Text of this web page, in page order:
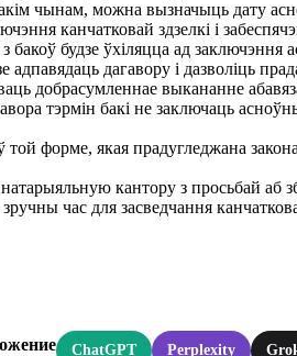
чынам, можна вызначыць дату
канчатковай здзелкі і
бакоў будзе ўхіляцца ад
адпавядаць дагавору і дазволіць
добрасумленнае выкананне
тэрмін бакі не заключаць
форме, якая прадугледжана
кантору з просьбай аб
час для засведчання
ChatGPT Perplexity